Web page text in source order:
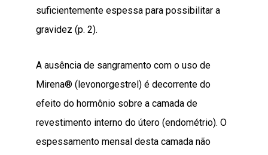
suficientemente espessa para possibilitar a
gravidez (p. 2).
A ausência de sangramento com o uso de
Mirena® (levonorgestrel) é decorrente do
efeito do hormônio sobre a camada de
revestimento interno do útero (endométrio). O
espessamento mensal desta camada não